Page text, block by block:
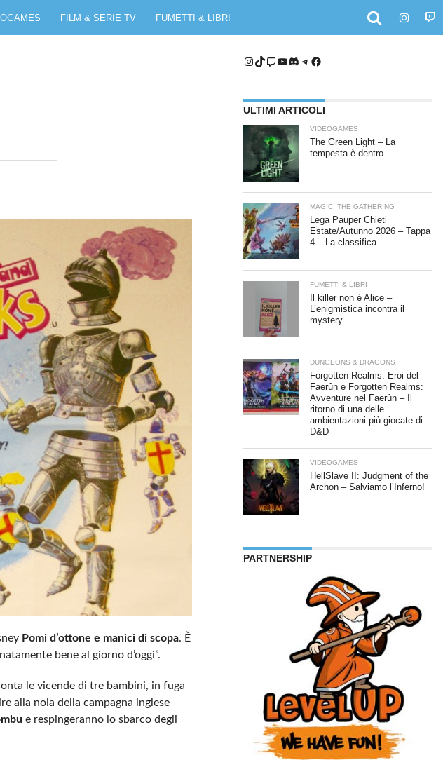
FILM & SERIE TV FUMETTI & LIBRI
Pomi d’ottone e manici di scopa. È
bene al giorno d’oggi”.
le vicende di tre bambini, in fuga
alla noia della campagna inglese
e respingeranno lo sbarco degli
Instagram
TikTok
Twitch
YouTube
Discord
Telegram
Facebook
ULTIMI ARTICOLI
VIDEOGAMES
The Green Light – La
tempesta è dentro
MAGIC: THE GATHERING
Lega Pauper Chieti
Estate/Autunno 2026 – Tappa
4 – La classifica
FUMETTI & LIBRI
Il killer non è Alice –
L’enigmistica incontra il
mystery
DUNGEONS & DRAGONS
Forgotten Realms: Eroi del
Faerûn e Forgotten Realms:
Avventure nel Faerûn – Il
ritorno di una delle
ambientazioni più giocate di
D&D
VIDEOGAMES
HellSlave II: Judgment of the
Archon – Salviamo l’Inferno!
PARTNERSHIP